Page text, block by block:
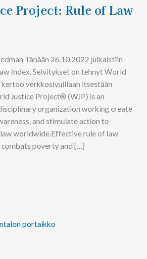
Project: Rule of Law
Tänään 26.10.2022 julkaistiin
Index. Selvitykset on tehnyt World
kertoo verkkosivuillaan itsestään
Justice Project® (WJP) is an
organization working create
and stimulate action to
worldwide.Effective rule of law
poverty and […]